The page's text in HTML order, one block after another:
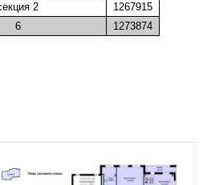
2
1267915
6 1273874